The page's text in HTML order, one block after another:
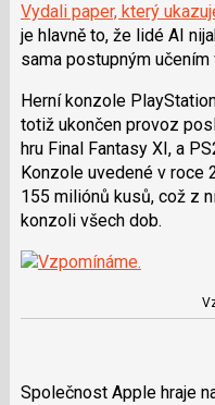
Vydali paper, který
je hlavně to, že lidé AI
sama postupným učením
Herní konzole
totiž ukončen provoz
hru Final Fantasy XI, a
Konzole uvedené v roce
155 miliónů kusů, což z
konzoli všech dob.
Společnost Apple hraje